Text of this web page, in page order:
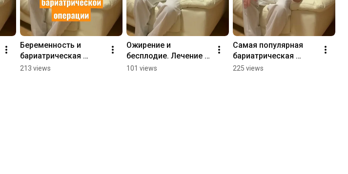
Беременность и
бариатрическая
операция #бариатрия
213 views
Ожирение и
бесплодие. Лечение
#бариатрия
101 views
Самая популярная
бариатрическая
операция
225 views